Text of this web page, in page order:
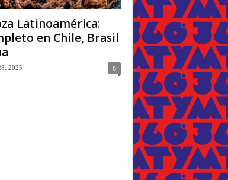
Latinoamérica:
en Chile, Brasil
2025 0